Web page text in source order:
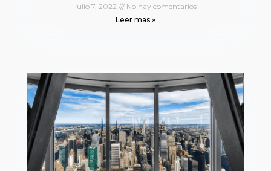
julio 7, 2022
No hay comentarios
Leer mas »